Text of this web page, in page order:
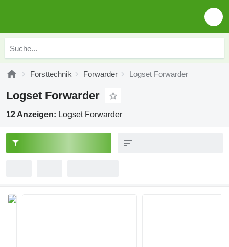
Forsttechnik Forwarder Logset Forwarder
Logset Forwarder
12 Anzeigen: Logset Forwarder